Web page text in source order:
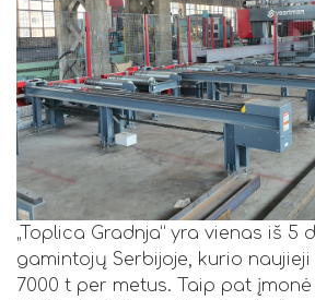
„Toplica Gradnja“ yra vienas iš 5
gamintojų Serbijoje, kurio
7000 t per metus. Taip pat įmonė